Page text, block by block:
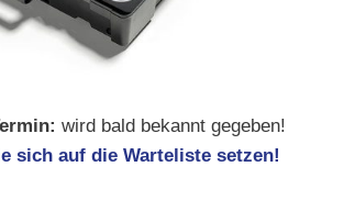
wird bald bekannt gegeben!
sich auf die Warteliste setzen!